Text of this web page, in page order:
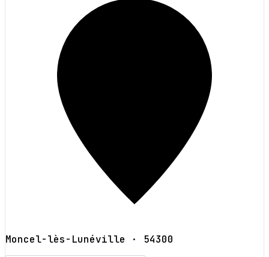
Moncel-lès-Lunéville · 54300